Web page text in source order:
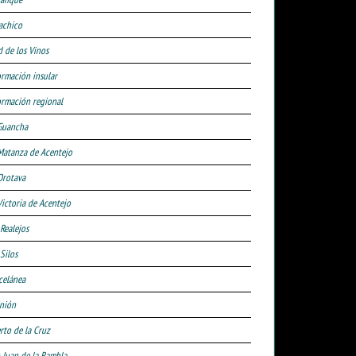
de los Vinos
insular
regional
de Acentejo
de Acentejo
de la Cruz